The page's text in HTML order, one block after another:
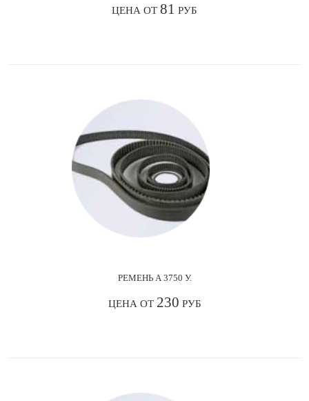
ЦЕНА ОТ 81 РУБ
РЕМЕНЬ А 3750 У.
ЦЕНА ОТ 230 РУБ